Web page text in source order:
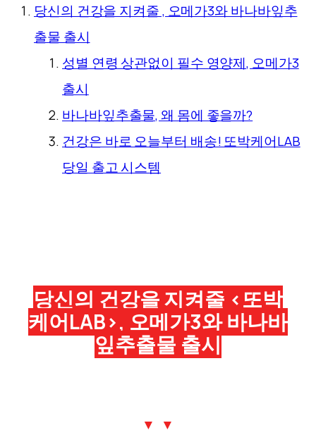
당신의 건강을 지켜줄 , 오메가3와 바나바잎추
출물 출시
성별 연령 상관없이 필수 영양제, 오메가3
출시
바나바잎추출물, 왜 몸에 좋을까?
건강은 바로 오늘부터 배송! 또박케어LAB
당일 출고 시스템
당신의 건강을 지켜줄 <또박
케어LAB>, 오메가3와 바나바
잎추출물 출시
▼ ▼